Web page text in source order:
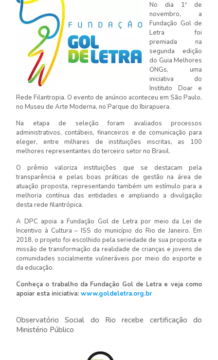
No dia 1º de
novembro, a
Fundação Gol de
Letra foi
premiada na
segunda edição
do Guia Melhores
ONGs, uma
iniciativa do
Instituto Doar e
Rede Filantropia. O evento de anúncio aconteceu em São Paulo,
no Museu de Arte Moderna, no Parque do Ibirapuera.
Na etapa de seleção foram avaliados processos
administrativos, contábeis, financeiros e de comunicação para
eleger, entre milhares de instituições inscritas, as 100
melhores representantes do terceiro setor no Brasil.
O prêmio valoriza instituições que se destacam pela
transparência e pelas boas práticas de gestão na área de
atuação proposta, representando também um estímulo para a
melhoria contínua das entidades e ampliando a divulgação
desta rede filantrópica.
A DPC apoia a Fundação Gol de Letra por meio da Lei de
Incentivo à Cultura – ISS do município do Rio de Janeiro. Em
2018, o projeto foi escolhido pela seriedade de sua proposta e
missão de transformação da realidade de crianças e jovens de
comunidades socialmente vulneráveis por meio do esporte e
da educação.
Conheça o trabalho da Fundação Gol de Letra e veja como
apoiar esta iniciativa: www.goldeletra.org.br
Observatório Social do Rio recebe certificação do
Ministério Público